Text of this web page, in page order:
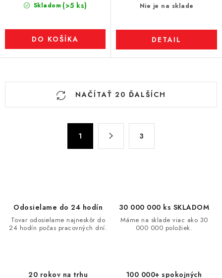
Skladom (>5 ks)
DO KOŠÍKA
Nie je na sklade
DETAIL
O
v
NAČÍTAŤ 20 ĎALŠÍCH
a
1 3
Odosielame do 24 hodín
Tovar odosielame najneskôr do
24 hodín počas pracovných dní.
30 000 000 ks SKLADOM
Máme na sklade viac ako 30
000 000 položiek.
20 rokov na trhu
100 000+ spokojných